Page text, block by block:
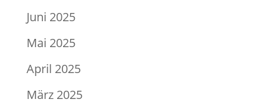
Juni 2025
Mai 2025
April 2025
März 2025